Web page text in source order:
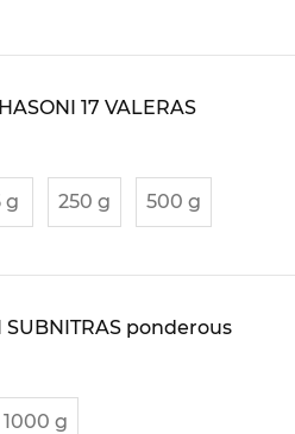
17 VALERAS
g 250 g 500 g
SUBNITRAS ponderous
1000 g